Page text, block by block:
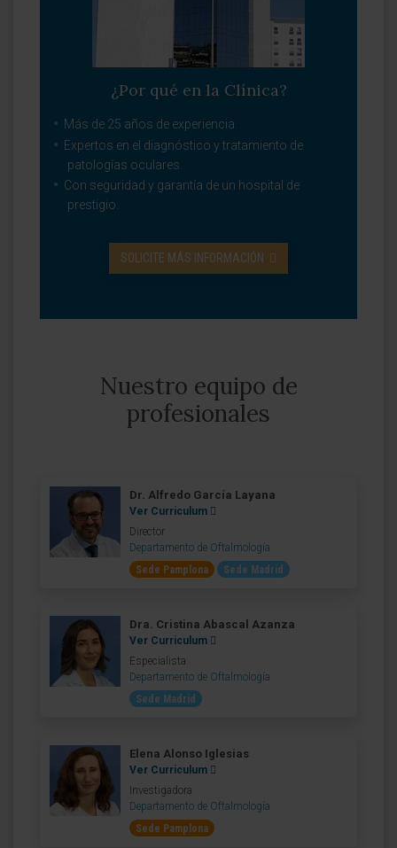
¿Por qué en la Clínica?
Más de 25 años de experiencia.
Expertos en el diagnóstico y tratamiento de
patologías oculares.
Con seguridad y garantía de un hospital de
prestigio.
SOLICITE MÁS INFORMACIÓN
Nuestro equipo de
profesionales
Dr. Alfredo García Layana
Ver Curriculum
Director
Departamento de Oftalmología
Sede Pamplona
Sede Madrid
Dra. Cristina Abascal Azanza
Ver Curriculum
Especialista
Departamento de Oftalmología
Sede Madrid
Elena Alonso Iglesias
Ver Curriculum
Investigadora
Departamento de Oftalmología
Sede Pamplona